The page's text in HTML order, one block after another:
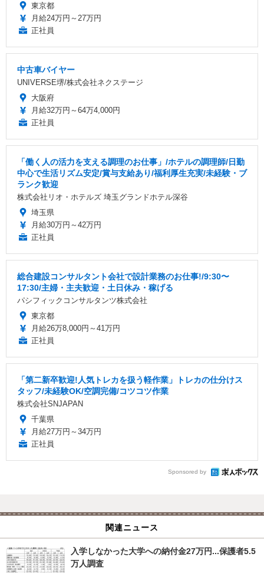
東京都
月給24万円～27万円
正社員
中古車バイヤー
UNIVERSE堺/株式会社ネクステージ
大阪府
月給32万円～64万4,000円
正社員
「働く人の活力を支える調理のお仕事」/ホテルの調理師/日勤
中心で生活リズム安定/賞与支給あり/福利厚生充実/未経験・ブ
ランク歓迎
株式会社リオ・ホテルズ 埼玉グランドホテル深谷
埼玉県
月給30万円～42万円
正社員
総合建設コンサルタント会社で設計業務のお仕事!/9:30〜
17:30/主婦・主夫歓迎・土日休み・稼げる
パシフィックコンサルタンツ株式会社
東京都
月給26万8,000円～41万円
正社員
「第二新卒歓迎!人気トレカを扱う軽作業」トレカの仕分けス
タッフ/未経験OK/空調完備/コツコツ作業
株式会社SNJAPAN
千葉県
月給27万円～34万円
正社員
Sponsored by
関連ニュース
入学しなかった大学への納付金27万円...保護者5.5
万人調査